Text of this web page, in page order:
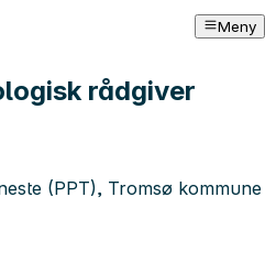
Meny
rådgiver
(PPT), Tromsø kommune